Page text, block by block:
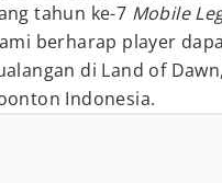
tahun ke-7 Mobile
berharap player
di Land of
Indonesia.